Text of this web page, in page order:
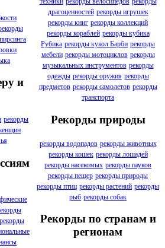
и
рекорды
драгоценностей рекорды игрушек
рекорды книг рекорды коллекций
рекорды кораблей рекорды кубика
Рубика рекорды кукол Барби рекорды
мебели рекорды мотоциклов рекорды
музыкальных инструментов рекорды
одежды рекорды оружия рекорды
предметов рекорды самолетов рекорды
транспорта
Рекорды природы
рекорды водопадов рекорды животных
рекорды кошек рекорды лошадей
рекорды насекомых рекорды пауков
рекорды пещер рекорды природы
рекорды птиц рекорды растений рекорды
рыб рекорды собак
Рекорды по странам и
регионам